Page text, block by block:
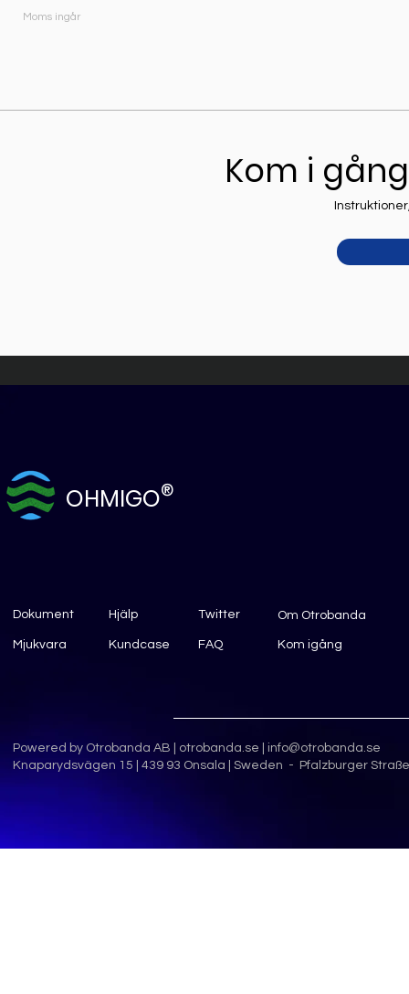
Moms ingår
Kom i
OHMIGO®
Dokument Hjälp Twitter Om Otrobanda
Mjukvara Kundcase FAQ Kom igång
Powered by Otrobanda AB | otrobanda.se
info@otrobanda.se
Knaparydsvägen 15 | 439 93 Onsala | Sweden - Pfalzburger